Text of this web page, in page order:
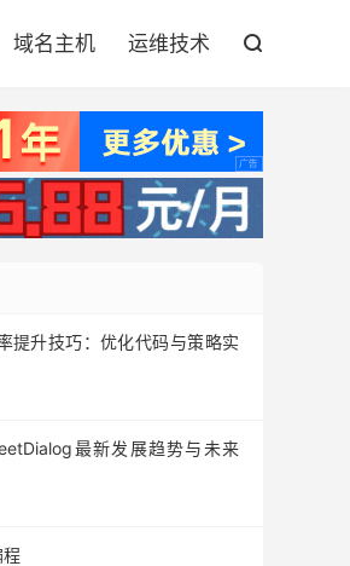
域名主机 运维技术 
提升技巧：优化代码与策略实
最新发展趋势与未来
程